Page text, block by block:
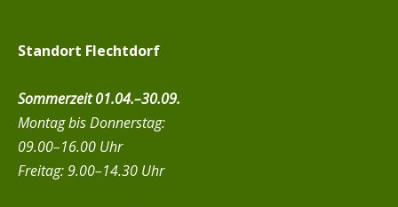
Standort Flechtdorf
Sommerzeit 01.04.–30.09.
Montag bis Donnerstag:
09.00–16.00 Uhr
Freitag: 9.00–14.30 Uhr